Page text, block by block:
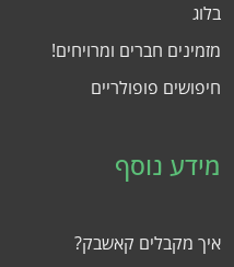
בלוג
מזמינים חברים ומרויחים!
חיפושים פופולריים
מידע נוסף
איך מקבלים קאשבק?